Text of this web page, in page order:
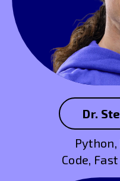
Dr.
Python,
Code,